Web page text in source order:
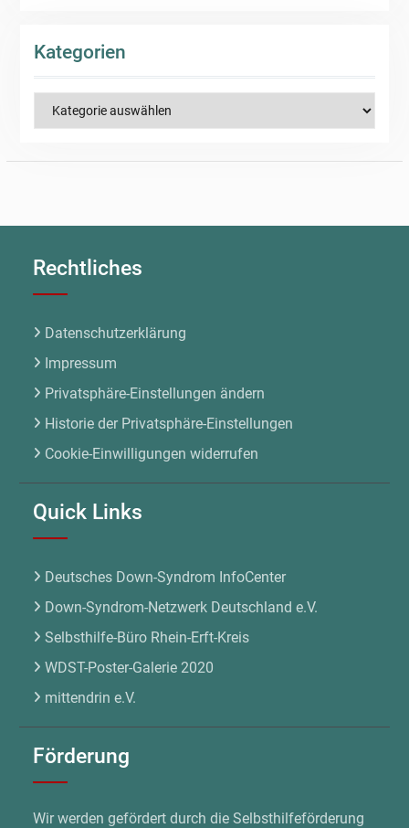
Kategorien
Kategorien
Rechtliches
Datenschutzerklärung
Impressum
Privatsphäre-Einstellungen ändern
Historie der Privatsphäre-Einstellungen
Cookie-Einwilligungen widerrufen
Quick Links
Deutsches Down-Syndrom InfoCenter
Down-Syndrom-Netzwerk Deutschland e.V.
Selbsthilfe-Büro Rhein-Erft-Kreis
WDST-Poster-Galerie 2020
mittendrin e.V.
Förderung
Wir werden gefördert durch die Selbsthilfeförderung